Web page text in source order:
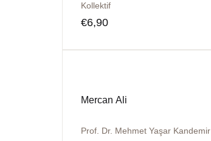
Kollektif
€6,90
Mercan Ali
Prof. Dr. Mehmet Yaşar Kandemir